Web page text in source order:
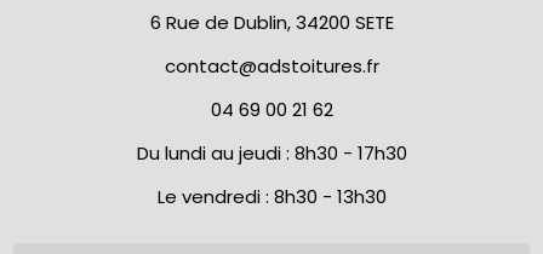
6 Rue de Dublin, 34200 SETE
contact@adstoitures.fr
04 69 00 21 62
Du lundi au jeudi : 8h30 - 17h30
Le vendredi : 8h30 - 13h30